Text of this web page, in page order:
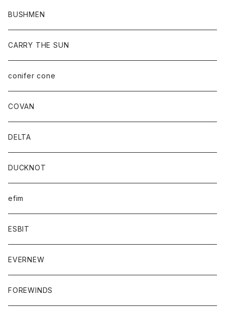
BUSHMEN
CARRY THE SUN
conifer cone
COVAN
DELTA
DUCKNOT
efim
ESBIT
EVERNEW
FOREWINDS